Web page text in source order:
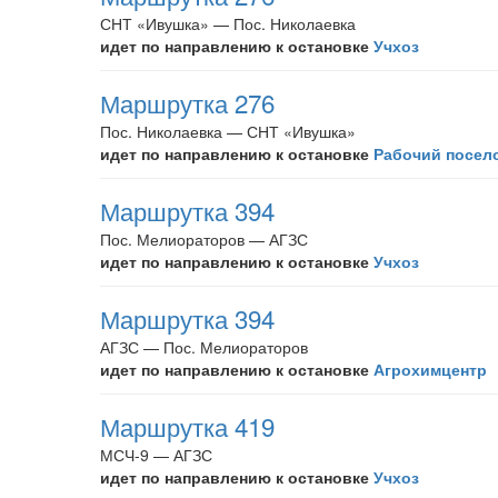
СНТ «Ивушка» — Пос. Николаевка
идет по направлению к остановке Учхоз
Маршрутка 276
Пос. Николаевка — СНТ «Ивушка»
идет по направлению к остановке Рабочий
Маршрутка 394
Пос. Мелиораторов — АГЗС
идет по направлению к остановке Учхоз
Маршрутка 394
АГЗС — Пос. Мелиораторов
идет по направлению к остановке Агрохимцентр
Маршрутка 419
МСЧ-9 — АГЗС
идет по направлению к остановке Учхоз